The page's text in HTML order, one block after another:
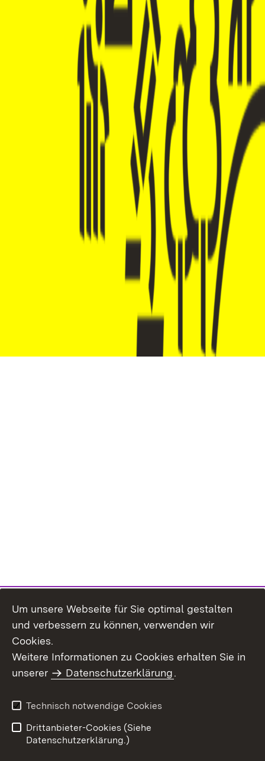
Um unsere Webseite für Sie optimal gestalten
und verbessern zu können, verwenden wir
Cookies.
Weitere Informationen zu Cookies erhalten Sie in
unserer
Datenschutzerklärung.
Technisch notwendige Cookies
Drittanbieter-Cookies (Siehe
Datenschutzerklärung.)